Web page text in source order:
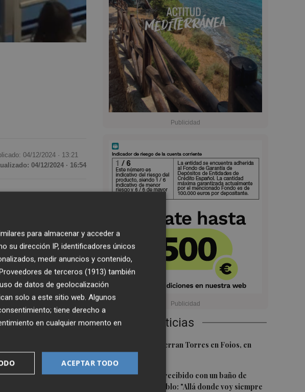
Últimas Noticias
El homenaje a Ferran Torres en Foios, en
2Ferran Torres, recibido con un baño de
masas en su pueblo: "Allá donde voy siempre
04/12/2024 · 13:21
04/12/2024 · 16:54
valenciana de
las 22.00h de la
del municipio a
se escuchaban
las indicaciones del
a una curva en la
edil asegura que
llevó cables de luz
animales pudieron
tarea.
para almacenar y acceder a
su dirección IP, identificadores únicos
medir anuncios y contenido,
de terceros (1913) también
de datos de geolocalización
solo a este sitio web. Algunos
tiene derecho a
en cualquier momento en
ACEPTAR TODO